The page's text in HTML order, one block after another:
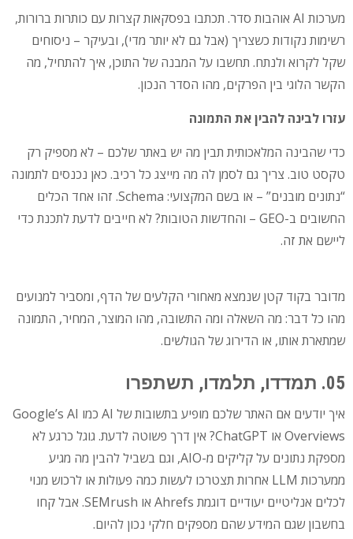
מערכות AI אוהבות סדר. תכתבו בפסקאות קצרות עם כותרות ברורות,
רשימות נקודות כשצריך (אבל גם לא יותר מדי), ובעיקר – ניסוחים
שקל לקרוא ולנתח. תחשבו על המבנה של התוכן, איך להתחיל, מה
הקשר הלוגי בין הפרקים, מהו הסדר הנכון.
עזרו לבינה להבין את התמונה
כדי שהבינה המלאכותית תבין מה יש באתר שלכם – לא מספיק רק
טקסט טוב. צריך גם לסמן לה מה מייצג כל רכיב. כאן נכנסים לתמונה
“נתונים מובנים” – או בשם המקצועי: Schema. זהו אחד הכלים
החשובים ב-GEO – והחדשות הטובות? לא חייבים לדעת לתכנת כדי
ליישם את זה.
מדובר בקוד קטן שנמצא מאחורי הקלעים של הדף, ומסביר למנועים
מהו כל דבר: מה השאלה ומה התשובה, מהו המוצר, המחיר, התמונה
שמתארת אותו, או הדירוג של הגולשים.
05. תמדדו, תלמדו, תשתפרו
איך יודעים אם האתר שלכם מופיע בתשובות של AI כמו Google’s AI
Overviews או ChatGPT? אין דרך פשוטה לדעת. גוגל כרגע לא
מספקת נתונים על קליקים מ-AIO, וגם בשביל להבין מה מגיע
ממערכות LLM אחרות תצטרכו לעשות כמה פעולות או לרכוש מנוי
לכלים אנליטיים יעודיים דוגמת Ahrefs או SEMrush. אבל קחו
בחשבון שגם המידע שהם מספקים חלקי נכון להיום.